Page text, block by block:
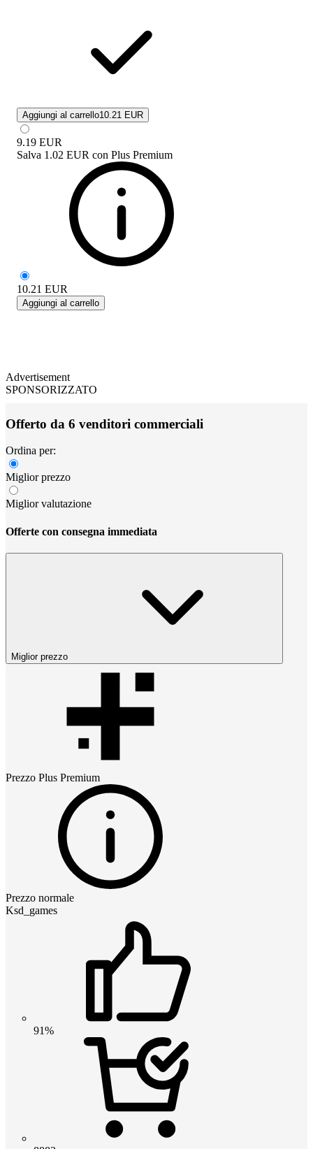
Aggiungi al carrello10.21 EUR
9.19 EUR
Salva 1.02 EUR con Plus Premium
10.21 EUR
Aggiungi al carrello
Advertisement
SPONSORIZZATO
Offerto da 6 venditori commerciali
Ordina per:
Miglior prezzo
Miglior valutazione
Offerte con consegna immediata
Miglior prezzo
Prezzo Plus Premium
Prezzo normale
Ksd_games
91%